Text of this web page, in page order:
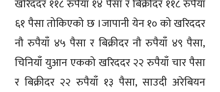
खरिददर ११८ रुपैयाँ १४ पैसा र बिक्रीदर ११८ रुपैयाँ
६१ पैसा तोकिएको छ ।जापानी येन १० को खरिददर
नौ रुपैयाँ ४५ पैसा र बिक्रीदर नौ रुपैयाँ ४९ पैसा,
चिनियाँ युआन एकको खरिददर २२ रुपैयाँ चार पैसा
र बिक्रीदर २२ रुपैयाँ १३ पैसा, साउदी अरेबियन